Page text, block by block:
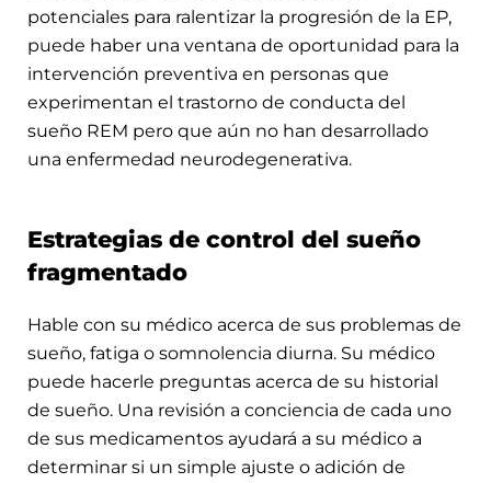
potenciales para ralentizar la progresión de la EP,
puede haber una ventana de oportunidad para la
intervención preventiva en personas que
experimentan el trastorno de conducta del
sueño REM pero que aún no han desarrollado
una enfermedad neurodegenerativa.
Estrategias de control del sueño
fragmentado
Hable con su médico acerca de sus problemas de
sueño, fatiga o somnolencia diurna. Su médico
puede hacerle preguntas acerca de su historial
de sueño. Una revisión a conciencia de cada uno
de sus medicamentos ayudará a su médico a
determinar si un simple ajuste o adición de